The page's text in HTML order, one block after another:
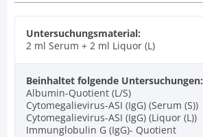
Untersuchungsmaterial:
2 ml Serum + 2 ml Liquor (L)
Beinhaltet folgende Untersuchungen:
Albumin-Quotient (L/S)
Cytomegalievirus-ASI (IgG) (Serum (S))
Cytomegalievirus-ASI (IgG) (Liquor (L))
Immunglobulin G (IgG)- Quotient